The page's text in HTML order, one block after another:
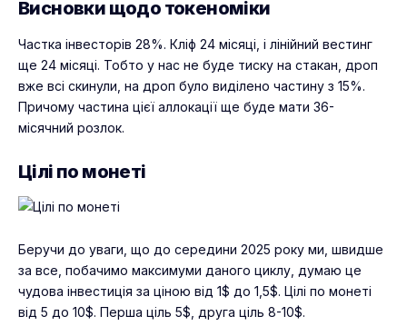
Висновки щодо токеноміки
Частка інвесторів 28%. Кліф 24 місяці, і лінійний вестинг
ще 24 місяці. Тобто у нас не буде тиску на стакан, дроп
вже всі скинули, на дроп було виділено частину з 15%.
Причому частина цієї аллокації ще буде мати 36-
місячний розлок.
Цілі по монеті
Беручи до уваги, що до середини 2025 року ми, швидше
за все, побачимо максимуми даного циклу, думаю це
чудова інвестиція за ціною від 1$ до 1,5$. Цілі по монеті
від 5 до 10$. Перша ціль 5$, друга ціль 8-10$.